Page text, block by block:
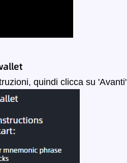
quindi clicca su 'Avanti'